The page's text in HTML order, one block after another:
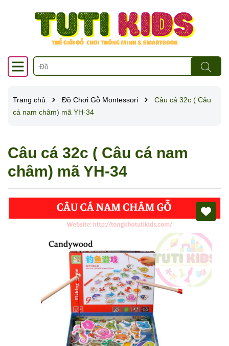
Trang chủ Đồ Chơi Gỗ Montessori
Câu cá 32c ( Câu
cá nam châm) mã YH-34
Câu cá 32c ( Câu cá nam
châm) mã YH-34
Mã giảm giá: